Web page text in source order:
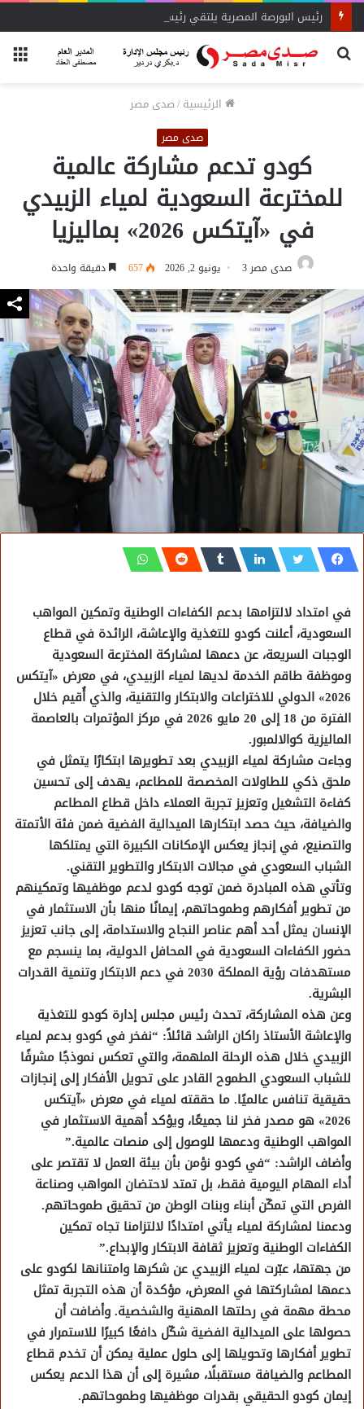
رئيس البورصة المصرية يلتقي رئيس جهاز التمثيل التجاري
بحث
الرئيسية/صدى مصر
صدى مصر
كودو تدعم مشاركة عالمية
للمخترعة السعودية لمياء الزبيدي
في «آيتكس 2026» بماليزيا
صدى مصر 3 يونيو 2, 2026 657 دقيقة واحدة
في امتداد لالتزامها بدعم الكفاءات الوطنية وتمكين المواهب
السعودية، أعلنت كودو للتغذية والإعاشة، الرائدة في قطاع
الوجبات السريعة، عن دعمها لمشاركة المخترعة السعودية
وموظفة طاقم الخدمة لديها لمياء الزبيدي، في معرض «آيتكس
2026» الدولي للاختراعات والابتكار والتقنية، والذي أُقيم خلال
الفترة من 18 إلى 20 مايو 2026 في مركز المؤتمرات بالعاصمة
الماليزية كوالالمبور.
وجاءت مشاركة لمياء الزبيدي بعد تطويرها ابتكارًا يتمثل في
ملحق ذكي للطاولات المخصصة للمطاعم، يهدف إلى تحسين
كفاءة التشغيل وتعزيز تجربة العملاء داخل قطاع المطاعم
والضيافة، حيث حصد ابتكارها الميدالية الفضية ضمن فئة الأتمتة
والتصنيع، في إنجاز يعكس الإمكانات الكبيرة التي يمتلكها
الشباب السعودي في مجالات الابتكار والتطوير التقني.
وتأتي هذه المبادرة ضمن توجه كودو لدعم موظفيها وتمكينهم
من تطوير أفكارهم وطموحاتهم، إيمانًا منها بأن الاستثمار في
الإنسان يمثل أحد أهم عناصر النجاح والاستدامة، إلى جانب تعزيز
حضور الكفاءات السعودية في المحافل الدولية، بما ينسجم مع
مستهدفات رؤية المملكة 2030 في دعم الابتكار وتنمية القدرات
البشرية.
وعن هذه المشاركة، تحدث رئيس مجلس إدارة كودو للتغذية
والإعاشة الأستاذ راكان الراشد قائلاً: “نفخر في كودو بدعم لمياء
الزبيدي خلال هذه الرحلة الملهمة، والتي تعكس نموذجًا مشرفًا
للشباب السعودي الطموح القادر على تحويل الأفكار إلى إنجازات
حقيقية تنافس عالميًا. ما حققته لمياء في معرض «آيتكس
2026» هو مصدر فخر لنا جميعًا، ويؤكد أهمية الاستثمار في
المواهب الوطنية ودعمها للوصول إلى منصات عالمية.”
وأضاف الراشد: “في كودو نؤمن بأن بيئة العمل لا تقتصر على
أداء المهام اليومية فقط، بل تمتد لاحتضان المواهب وصناعة
الفرص التي تمكّن أبناء وبنات الوطن من تحقيق طموحاتهم.
ودعمنا لمشاركة لمياء يأتي امتدادًا لالتزامنا تجاه تمكين
الكفاءات الوطنية وتعزيز ثقافة الابتكار والإبداع.”
من جهتها، عبّرت لمياء الزبيدي عن شكرها وامتنانها لكودو على
دعمها لمشاركتها في المعرض، مؤكدة أن هذه التجربة تمثل
محطة مهمة في رحلتها المهنية والشخصية. وأضافت أن
حصولها على الميدالية الفضية شكّل دافعًا كبيرًا للاستمرار في
تطوير أفكارها وتحويلها إلى حلول عملية يمكن أن تخدم قطاع
المطاعم والضيافة مستقبلًا، مشيرة إلى أن هذا الدعم يعكس
إيمان كودو الحقيقي بقدرات موظفيها وطموحاتهم.